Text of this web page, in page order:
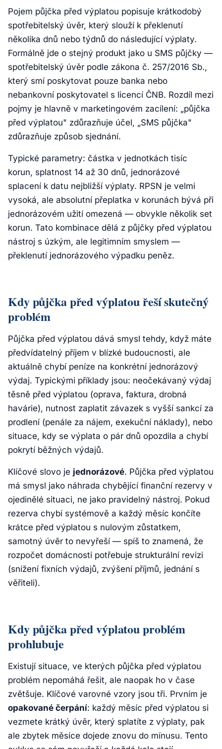
Pojem půjčka před výplatou popisuje krátkodobý
spotřebitelský úvěr, který slouží k překlenutí
několika dnů nebo týdnů do následující výplaty.
Formálně jde o stejný produkt jako u SMS půjčky —
spotřebitelský úvěr podle zákona č. 257/2016 Sb.,
který smí poskytovat pouze banka nebo
nebankovní poskytovatel s licencí ČNB. Rozdíl mezi
pojmy je hlavně v marketingovém zacílení: „půjčka
před výplatou" zdůrazňuje účel, „SMS půjčka"
zdůrazňuje způsob sjednání.
Typické parametry: částka v jednotkách tisíc
korun, splatnost 14 až 30 dnů, jednorázové
splacení k datu nejbližší výplaty. RPSN je velmi
vysoká, ale absolutní přeplatka v korunách bývá při
jednorázovém užití omezená — obvykle několik set
korun. Tato kombinace dělá z půjčky před výplatou
nástroj s úzkým, ale legitimním smyslem —
překlenutí jednorázového výpadku peněz.
Kdy půjčka před výplatou řeší skutečný
problém
Půjčka před výplatou dává smysl tehdy, když máte
předvídatelný příjem v blízké budoucnosti, ale
aktuálně chybí peníze na konkrétní jednorázový
výdaj. Typickými příklady jsou: neočekávaný výdaj
těsně před výplatou (oprava, faktura, drobná
havárie), nutnost zaplatit závazek s vyšší sankcí za
prodlení (penále za nájem, exekuční náklady), nebo
situace, kdy se výplata o pár dnů opozdila a chybí
pokrytí běžných výdajů.
Klíčové slovo je jednorázové. Půjčka před výplatou
má smysl jako náhrada chybějící finanční rezervy v
ojedinělé situaci, ne jako pravidelný nástroj. Pokud
rezerva chybí systémově a každý měsíc končíte
krátce před výplatou s nulovým zůstatkem,
samotný úvěr to nevyřeší — spíš to znamená, že
rozpočet domácnosti potřebuje strukturální revizi
(snížení fixních výdajů, zvýšení příjmů, jednání s
věřiteli).
Kdy půjčka před výplatou problém
prohlubuje
Existují situace, ve kterých půjčka před výplatou
problém nepomáhá řešit, ale naopak ho v čase
zvětšuje. Klíčové varovné vzory jsou tři. Prvním je
opakované čerpání: každý měsíc před výplatou si
vezmete krátký úvěr, který splatíte z výplaty, pak
ale zbytek měsíce dojede znovu do mínusu. Tento